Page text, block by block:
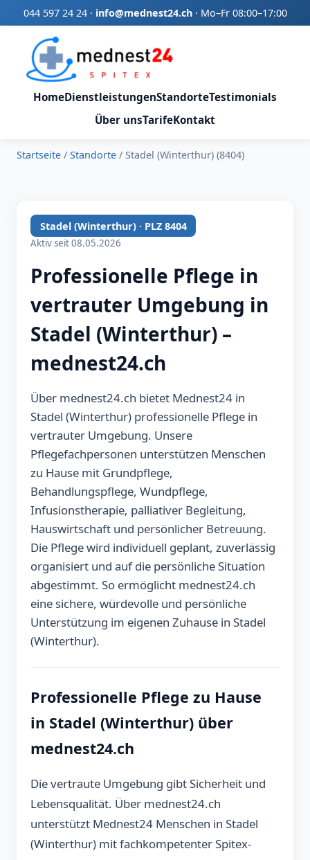
044 597 24 24· info@mednest24.ch· Mo–Fr 08:00–17:00
HomeDienstleistungenStandorteTestimonials
Über unsTarifeKontakt
Startseite / Standorte / Stadel (Winterthur) (8404)
Stadel (Winterthur) · PLZ 8404
Aktiv seit 08.05.2026
Professionelle Pflege in
vertrauter Umgebung in
Stadel (Winterthur) –
mednest24.ch
Über mednest24.ch bietet Mednest24 in
Stadel (Winterthur) professionelle Pflege in
vertrauter Umgebung. Unsere
Pflegefachpersonen unterstützen Menschen
zu Hause mit Grundpflege,
Behandlungspflege, Wundpflege,
Infusionstherapie, palliativer Begleitung,
Hauswirtschaft und persönlicher Betreuung.
Die Pflege wird individuell geplant, zuverlässig
organisiert und auf die persönliche Situation
abgestimmt. So ermöglicht mednest24.ch
eine sichere, würdevolle und persönliche
Unterstützung im eigenen Zuhause in Stadel
(Winterthur).
Professionelle Pflege zu Hause
in Stadel (Winterthur) über
mednest24.ch
Die vertraute Umgebung gibt Sicherheit und
Lebensqualität. Über mednest24.ch
unterstützt Mednest24 Menschen in Stadel
(Winterthur) mit fachkompetenter Spitex-